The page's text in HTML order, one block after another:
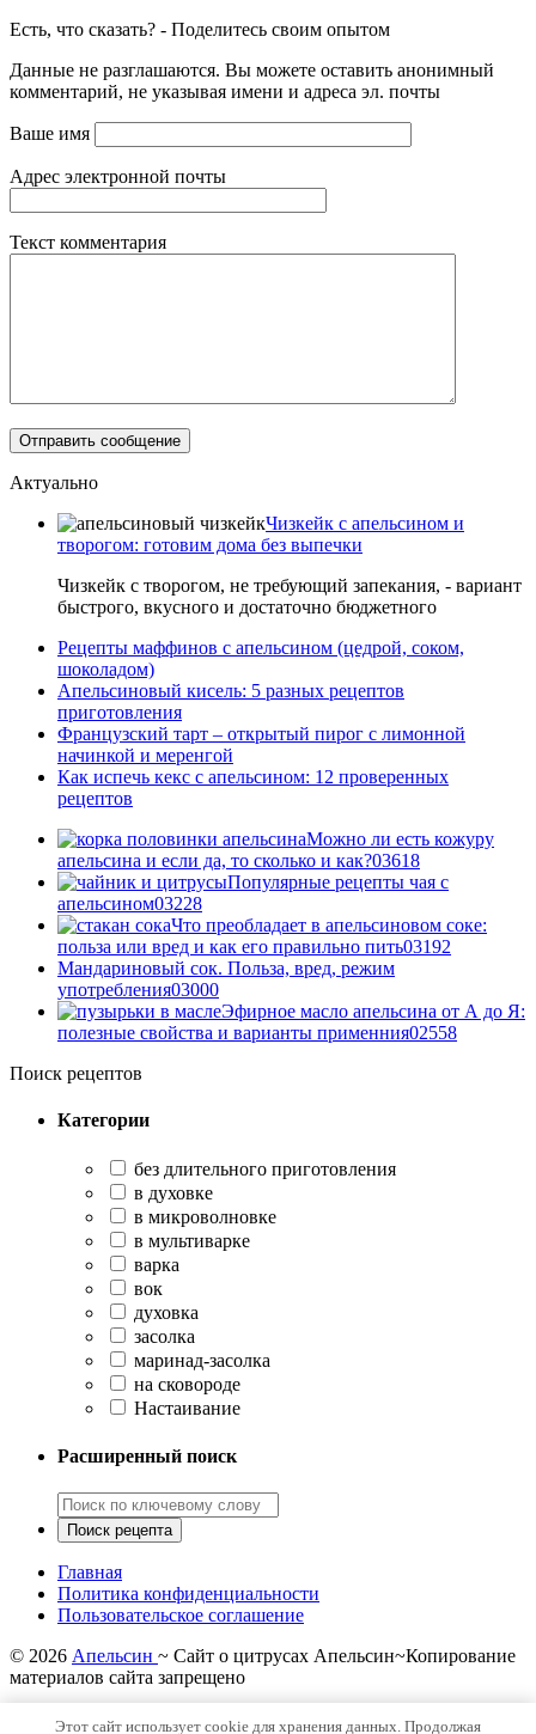
Есть, что сказать? - Поделитесь своим опытом
Данные не разглашаются. Вы можете оставить анонимный
комментарий, не указывая имени и адреса эл. почты
Ваше имя
Адрес электронной почты
Текст комментария
Актуально
Чизкейк с апельсином и
творогом: готовим дома без выпечки
Чизкейк с творогом, не требующий запекания, - вариант
быстрого, вкусного и достаточно бюджетного
Рецепты маффинов с апельсином (цедрой, соком,
шоколадом)
Апельсиновый кисель: 5 разных рецептов
приготовления
Французский тарт – открытый пирог с лимонной
начинкой и меренгой
Как испечь кекс с апельсином: 12 проверенных
рецептов
Можно ли есть кожуру
апельсина и если да, то сколько и как?03618
Популярные рецепты чая с
апельсином03228
Что преобладает в апельсиновом соке:
польза или вред и как его правильно пить03192
Мандариновый сок. Польза, вред, режим
употребления03000
Эфирное масло апельсина от А до Я:
полезные свойства и варианты применния02558
Поиск рецептов
Категории
без длительного приготовления
в духовке
в микроволновке
в мультиварке
варка
вок
духовка
засолка
маринад-засолка
на сковороде
Настаивание
Расширенный поиск
Главная
Политика конфиденциальности
Пользовательское соглашение
© 2026 Апельсин ~ Сайт о цитрусах Апельсин~Копирование
материалов сайта запрещено
Политика конфиденциальности
Этот сайт использует cookie для хранения данных. Продолжая